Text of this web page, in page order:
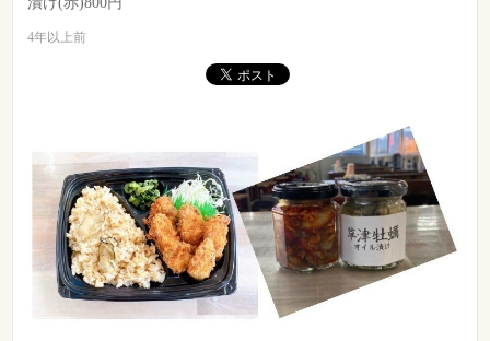
4年以上前